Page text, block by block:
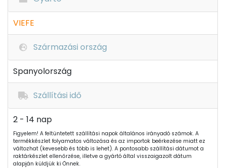
VIEFE
Származási ország
Spanyolország
Szállítási idő
2 - 14 nap
Figyelem! A feltüntetett szállítási napok általános irányadó számok. A
termékkészlet folyamatos változása és az importok beérkezése miatt ez
változhat (kevesebb és több is lehet). A pontosabb szállítási dátumot a
raktárkészlet ellenőrzése, illetve a gyártó által visszaigazolt dátum
alapján küldjük ki Önnek.